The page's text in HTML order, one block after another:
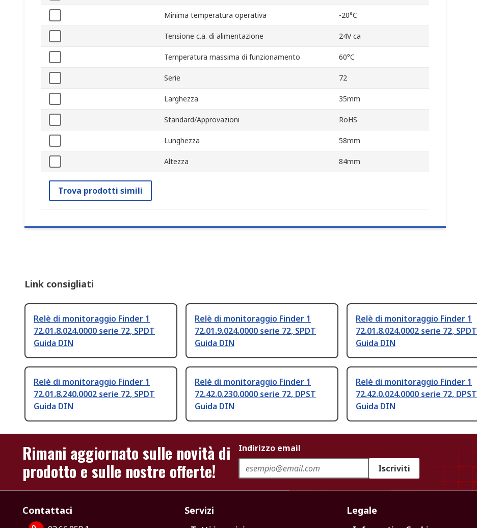
Minima temperatura operativa -20°C
Tensione c.a. di alimentazione 24V ca
Temperatura massima di funzionamento 60°C
Serie 72
Larghezza 35mm
Standard/Approvazioni RoHS
Lunghezza 58mm
Altezza 84mm
Trova prodotti simili
Link consigliati
Relè di monitoraggio Finder 1
72.01.8.024.0000 serie 72, SPDT
Guida DIN
Relè di monitoraggio Finder 1
72.01.9.024.0000 serie 72, SPDT
Guida DIN
Relè di monitoraggio Finder 1
72.01.8.024.0002 serie 72, SPDT
Guida DIN
Relè di monitoraggio Finder 1
72.01.8.240.0002 serie 72, SPDT
Guida DIN
Relè di monitoraggio Finder 1
72.42.0.230.0000 serie 72, DPST
Guida DIN
Relè di monitoraggio Finder 1
72.42.0.024.0000 serie 72, DPST
Guida DIN
Rimani aggiornato sulle novità di
prodotto e sulle nostre offerte!
Indirizzo email
Iscriviti
Contattaci Servizi Legale